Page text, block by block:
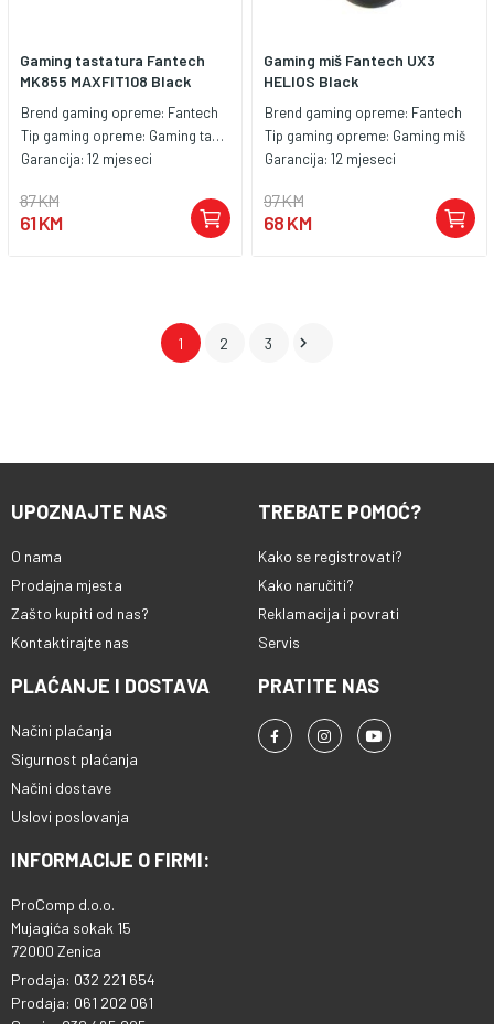
Gaming tastatura Fantech
MK855 MAXFIT108 Black
Brend gaming opreme: Fantech
Tip gaming opreme: Gaming tastatura
Garancija: 12 mjeseci
87 KM
61 KM
Gaming miš Fantech UX3
HELIOS Black
Brend gaming opreme: Fantech
Tip gaming opreme: Gaming miš
Garancija: 12 mjeseci
97 KM
68 KM
1 2 3 
UPOZNAJTE NAS
O nama
Prodajna mjesta
Zašto kupiti od nas?
Kontaktirajte nas
TREBATE POMOĆ?
Kako se registrovati?
Kako naručiti?
Reklamacija i povrati
Servis
PLAĆANJE I DOSTAVA
Načini plaćanja
Sigurnost plaćanja
Načini dostave
Uslovi poslovanja
PRATITE NAS
INFORMACIJE O FIRMI:
ProComp d.o.o.
Mujagića sokak 15
72000 Zenica
Prodaja: 032 221 654
Prodaja: 061 202 061